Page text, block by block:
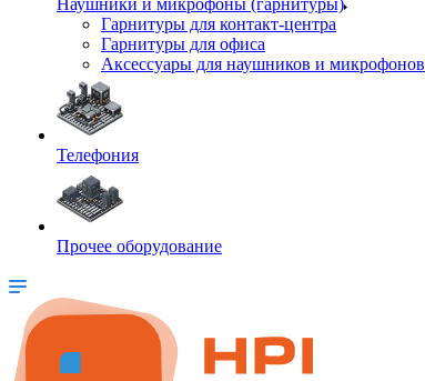
Наушники и микрофоны (гарнитуры)
Гарнитуры для контакт-центра
Гарнитуры для офиса
Аксессуары для наушников и микрофонов
Телефония
Прочее оборудование